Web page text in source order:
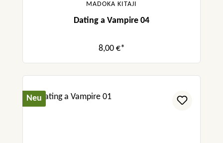
MADOKA KITAJI
Dating a Vampire 04
8,00 €*
Neu